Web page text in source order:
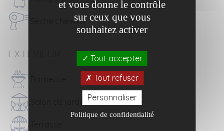
Sèche cheveux
Extérieur
et vous donne le contrôle
sur ceux que vous
souhaitez activer
Tout accepter
Tout refuser
Personnaliser
Politique de confidentialité